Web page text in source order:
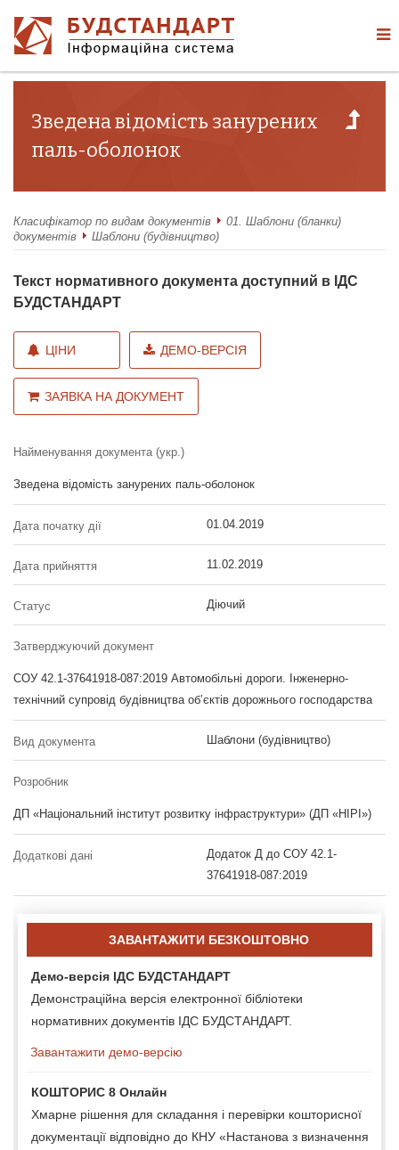
Зведена відомість занурених
паль-оболонок
Класифікатор по видам документів
01. Шаблони (бланки)
документів
Шаблони (будівництво)
Текст нормативного документа доступний в ІДС
БУДСТАНДАРТ
ЦІНИ ДЕМО-ВЕРСІЯ
ЗАЯВКА НА ДОКУМЕНТ
Найменування документа (укр.)
Зведена відомість занурених паль-оболонок
Дата початку дії 01.04.2019
Дата прийняття 11.02.2019
Статус Діючий
Затверджуючий документ
СОУ 42.1-37641918-087:2019 Автомобільні дороги. Інженерно-
технічний супровід будівництва об’єктів дорожнього господарства
Вид документа Шаблони (будівництво)
Розробник
ДП «Національний інститут розвитку інфраструктури» (ДП «НІРІ»)
Додаткові дані
Додаток Д до СОУ 42.1-
37641918-087:2019
ЗАВАНТАЖИТИ БЕЗКОШТОВНО
Демо-версія ІДС БУДСТАНДАРТ
Демонстраційна версія електронної бібліотеки
нормативних документів ІДС БУДСТАНДАРТ.
Завантажити демо-версію
КОШТОРИС 8 Онлайн
Хмарне рішення для складання і перевірки кошторисної
документації відповідно до КНУ «Настанова з визначення